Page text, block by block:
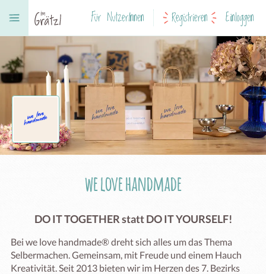
Für NutzerInnen Registrieren Einloggen
we love handmade
DO IT TOGETHER statt DO IT YOURSELF!
Bei we love handmade® dreht sich alles um das Thema
Selbermachen. Gemeinsam, mit Freude und einem Hauch
Kreativität. Seit 2013 bieten wir im Herzen des 7. Bezirks